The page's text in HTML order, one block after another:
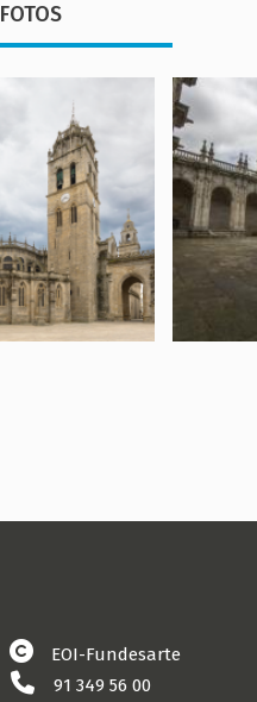
FOTOS
EOI-Fundesarte
91 349 56 00